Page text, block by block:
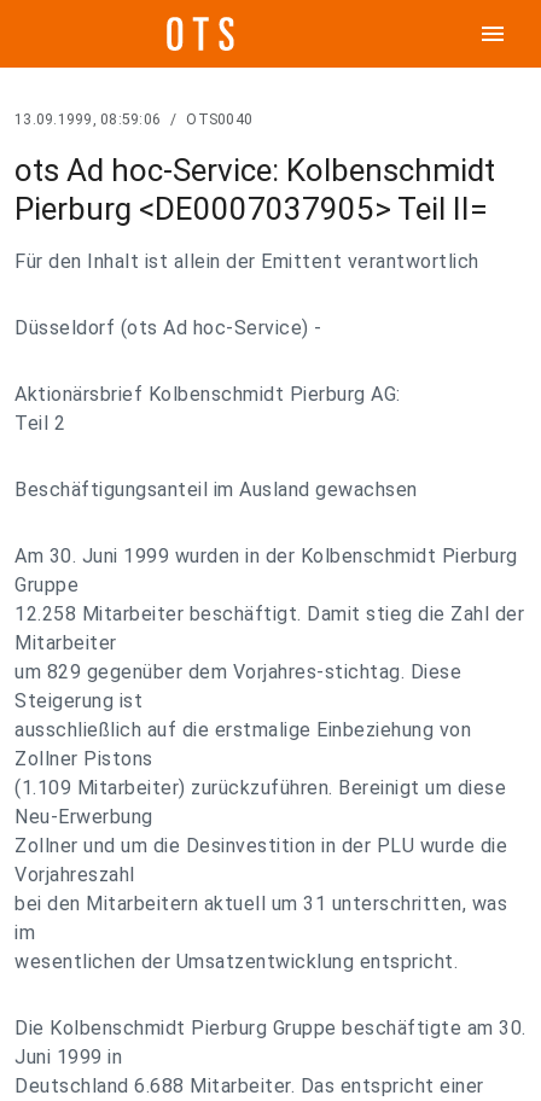
menu
13.09.1999, 08:59:06 / OTS0040
ots Ad hoc-Service: Kolbenschmidt
Pierburg <DE0007037905> Teil II=
Für den Inhalt ist allein der Emittent verantwortlich
Düsseldorf (ots Ad hoc-Service) -
Aktionärsbrief Kolbenschmidt Pierburg AG:
Teil 2
Beschäftigungsanteil im Ausland gewachsen
Am 30. Juni 1999 wurden in der Kolbenschmidt Pierburg
Gruppe
12.258 Mitarbeiter beschäftigt. Damit stieg die Zahl der
Mitarbeiter
um 829 gegenüber dem Vorjahres-stichtag. Diese
Steigerung ist
ausschließlich auf die erstmalige Einbeziehung von
Zollner Pistons
(1.109 Mitarbeiter) zurückzuführen. Bereinigt um diese
Neu-Erwerbung
Zollner und um die Desinvestition in der PLU wurde die
Vorjahreszahl
bei den Mitarbeitern aktuell um 31 unterschritten, was
im
wesentlichen der Umsatzentwicklung entspricht.
Die Kolbenschmidt Pierburg Gruppe beschäftigte am 30.
Juni 1999 in
Deutschland 6.688 Mitarbeiter. Das entspricht einer